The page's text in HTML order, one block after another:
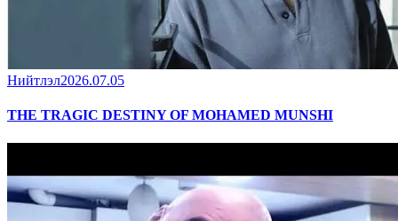
Нийтлэл2026.07.05
THE TRAGIC DESTINY OF MOHAMED MUNSHI